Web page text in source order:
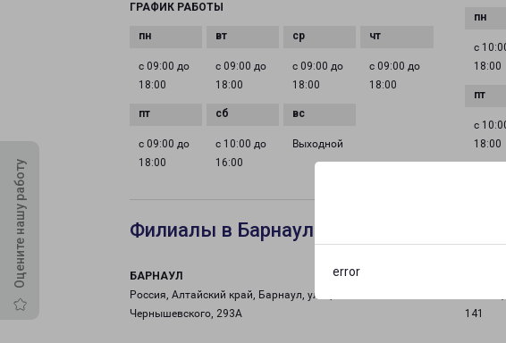
error
Оцените нашу работу
ГРАФИК РАБОТЫ
с 09:00 до
18:00
с 09:00 до
18:00
с 09:00 до
18:00
с 09:00 до
18:00
с 09:00 до
18:00
с 10:00 до
16:00
Выходной
с
18:00
с
18:00
Филиалы в Барнауле
БАРНАУЛ
Россия, Алтайский край, Барнаул, улица
Чернышевского, 293А
141